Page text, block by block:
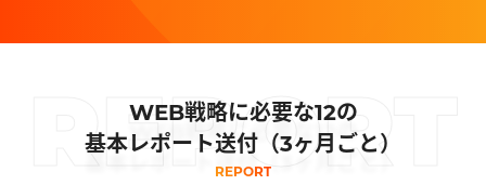
REPORT
WEB戦略に必要な12の
基本レポート送付（3ヶ月ごと）
REPORT